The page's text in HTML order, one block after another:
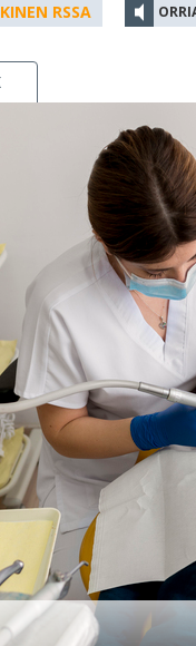
RSSA